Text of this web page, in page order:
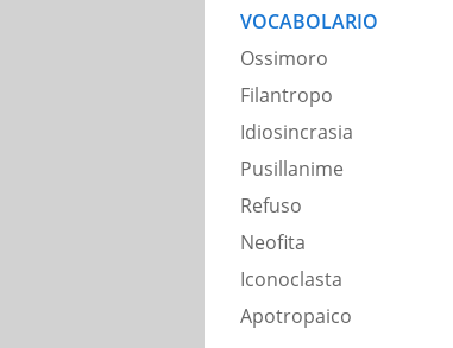
VOCABOLARIO
Ossimoro
Filantropo
Idiosincrasia
Pusillanime
Refuso
Neofita
Iconoclasta
Apotropaico